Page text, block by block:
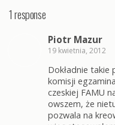
1 response
Piotr Mazur
19 kwietnia, 2012
Dokładnie
komisji
czeskiej FAMU
owszem, że
pozwala na